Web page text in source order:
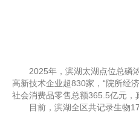
2025年，滨湖太湖点位总磷浓
高新技术企业超830家，“院所经
社会消费品零售总额365.5亿元
目前，滨湖全区共记录生物